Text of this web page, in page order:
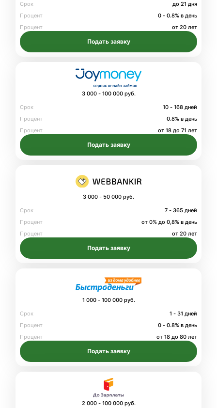
Срок
до 21 дня
Процент
0 - 0.8% в день
Процент
от 20 лет
Подать заявку
3 000 - 100 000 руб.
Срок
10 - 168 дней
Процент
0.8% в день
Процент
от 18 до 71 лет
Подать заявку
3 000 - 50 000 руб.
Срок
7 - 365 дней
Процент
от 0% до 0,8% в день
Процент
от 20 лет
Подать заявку
1 000 - 100 000 руб.
Срок
1 - 31 дней
Процент
0 - 0.8% в день
Процент
от 18 до 80 лет
Подать заявку
2 000 - 100 000 руб.